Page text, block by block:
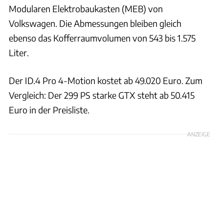
Modularen Elektrobaukasten (MEB) von
Volkswagen. Die Abmessungen bleiben gleich
ebenso das Kofferraumvolumen von 543 bis 1.575
Liter.
Der ID.4 Pro 4-Motion kostet ab 49.020 Euro. Zum
Vergleich: Der 299 PS starke GTX steht ab 50.415
Euro in der Preisliste.
ANZEIGE